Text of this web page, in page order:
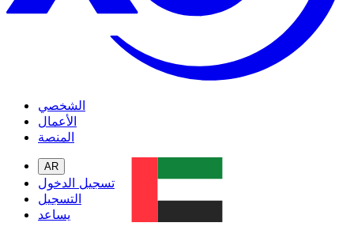
الشخصي
الأعمال
المنصة
AR
تسجيل الدخول
التسجيل
يساعد